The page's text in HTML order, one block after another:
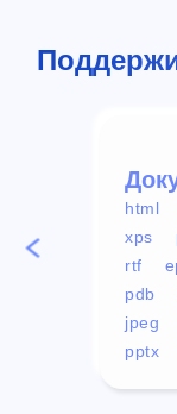
html
xps
rtf
pdb
jpeg
pptx